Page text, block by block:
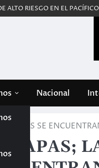
EN EL PACÍFICO
Nacional
SE